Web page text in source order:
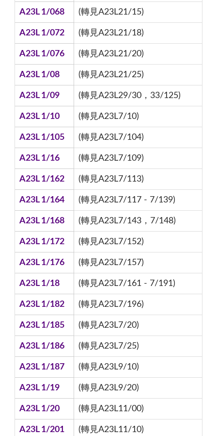
A23L 1/068 (轉見A23L21/15)
A23L 1/072 (轉見A23L21/18)
A23L 1/076 (轉見A23L21/20)
A23L 1/08 (轉見A23L21/25)
A23L 1/09 (轉見A23L29/30，33/125)
A23L 1/10 (轉見A23L7/10)
A23L 1/105 (轉見A23L7/104)
A23L 1/16 (轉見A23L7/109)
A23L 1/162 (轉見A23L7/113)
A23L 1/164 (轉見A23L7/117 - 7/139)
A23L 1/168 (轉見A23L7/143，7/148)
A23L 1/172 (轉見A23L7/152)
A23L 1/176 (轉見A23L7/157)
A23L 1/18 (轉見A23L7/161 - 7/191)
A23L 1/182 (轉見A23L7/196)
A23L 1/185 (轉見A23L7/20)
A23L 1/186 (轉見A23L7/25)
A23L 1/187 (轉見A23L9/10)
A23L 1/19 (轉見A23L9/20)
A23L 1/20 (轉見A23L11/00)
A23L 1/201 (轉見A23L11/10)